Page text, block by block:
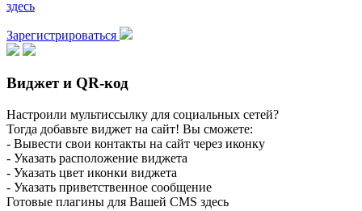
здесь
Зарегистрироваться
Виджет и QR-код
Настроили мультиссылку для социальных сетей?
Тогда добавьте виджет на сайт! Вы сможете:
- Вывести свои контакты на сайт через иконку
- Указать расположение виджета
- Указать цвет иконки виджета
- Указать приветственное сообщение
Готовые плагины для Вашей CMS здесь